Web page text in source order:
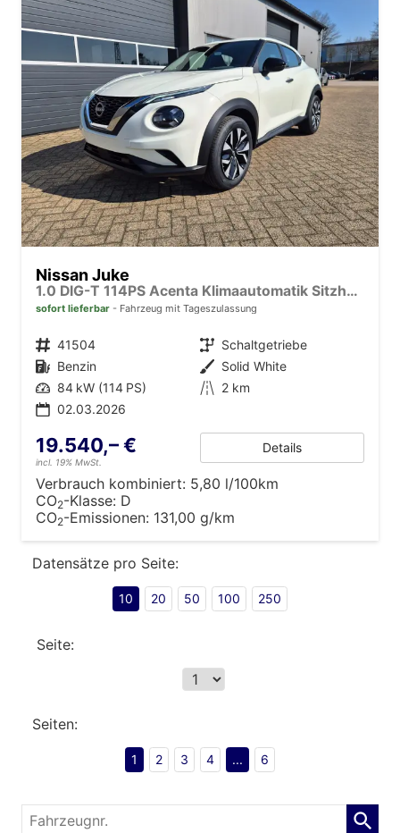
Nissan Juke
1.0 DIG-T 114PS Acenta Klimaautomatik Sitzheizung Rückf.Kamera Bluetooth Touchscreen wireless Apple CarPlay Android Auto
sofort lieferbar Fahrzeug mit Tageszulassung
Fahrzeugnr. 41504 Getriebe Schaltgetriebe
Kraftstoff Benzin Außenfarbe Solid White
Leistung 84 kW (114 PS) Kilometerstand 2 km
02.03.2026
19.540,– €
incl. 19% MwSt.
Details
Verbrauch kombiniert: 5,80 l/100km
CO2-Klasse: D
CO2-Emissionen: 131,00 g/km
Datensätze pro Seite:
10 20 50 100 250
Seite:
Seiten:
1 2 3 4 ... 6
Fahrzeugnr.